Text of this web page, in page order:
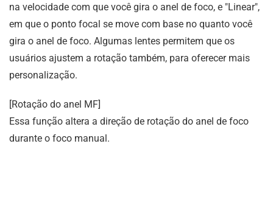
na velocidade com que você gira o anel de foco, e "Linear",
em que o ponto focal se move com base no quanto você
gira o anel de foco. Algumas lentes permitem que os
usuários ajustem a rotação também, para oferecer mais
personalização.
[Rotação do anel MF]
Essa função altera a direção de rotação do anel de foco
durante o foco manual.